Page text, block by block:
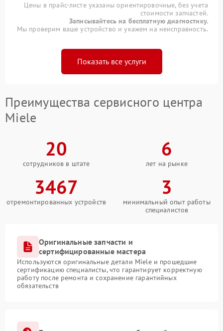
Цены в прайс-листе указаны ориентировочные, без учета
стоимости запчастей.
Записывайтесь на бесплатную диагностику.
Мы проверим ваше устройство и укажем на неисправность.
Показать все услуги
Преимущества сервисного центра
Miele
20
сотрудников в штате
6
лет на рынке
3467
отремонтированных устройств
3
минимальный опыт работы
специалистов
Оригинальные запчасти и
сертифицированные мастера
Используются оригинальные детали Miele и прошедшие
сертификацию специалисты, что гарантирует корректную
работу после ремонта и сохранение гарантийных
обязательств